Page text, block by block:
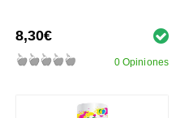
8,30€
0 Opiniones